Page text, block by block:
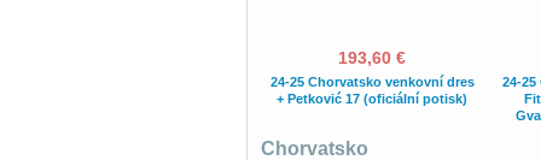
193,60 €
24-25 Chorvatsko venkovní dres
+ Petković 17 (oficiální potisk)
24-
Chorvatsko